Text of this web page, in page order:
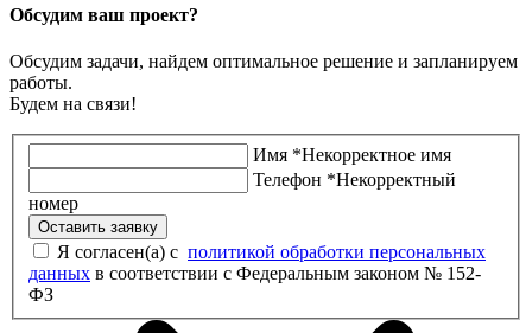
Обсудим ваш проект?
Обсудим задачи, найдем оптимальное решение и запланируем
работы.
Будем на связи!
Имя *Некорректное имя
Телефон *Некорректный
номер
Оставить заявку
Я согласен(а) с политикой обработки персональных
данных
ФЗ